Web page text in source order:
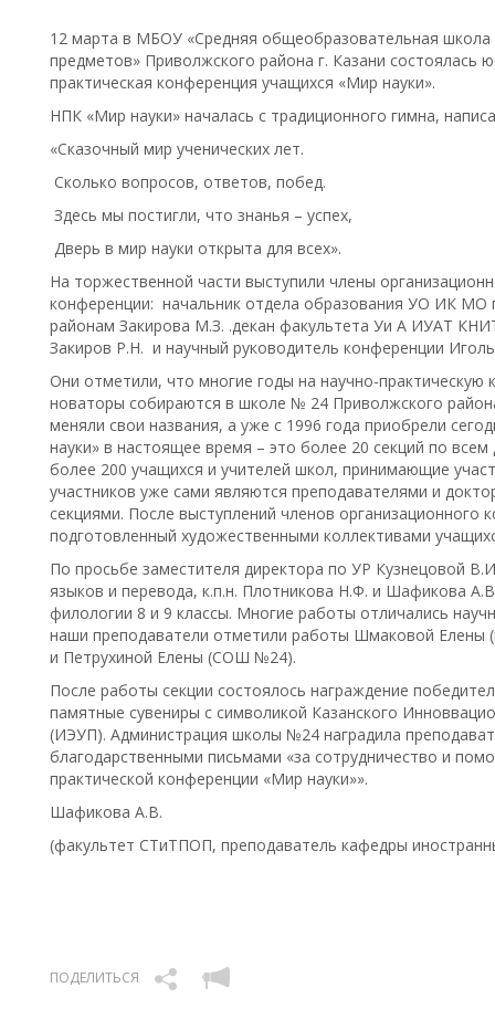
12 марта в МБОУ «Средняя общеобразовательная
предметов» Приволжского района г. Казани состоялась
практическая конференция учащихся «Мир науки».
НПК «Мир науки» началась с традиционного гимна,
«Сказочный мир ученических лет.
Сколько вопросов, ответов, побед.
Здесь мы постигли, что знанья – успех,
Дверь в мир науки открыта для всех».
На торжественной части выступили члены
конференции: начальник отдела образования УО ИК МО
районам Закирова М.З. .декан факультета Уи А ИУАТ
Закиров Р.Н. и научный руководитель конференции
Они отметили, что многие годы на научно-практическую
новаторы собираются в школе № 24 Приволжского
меняли свои названия, а уже с 1996 года приобрели
науки» в настоящее время – это более 20 секций по
более 200 учащихся и учителей школ, принимающие
участников уже сами являются преподавателями и
секциями. После выступлений членов организационного
подготовленный художественными коллективами
По просьбе заместителя директора по УР Кузнецовой
языков и перевода, к.п.н. Плотникова Н.Ф. и Шафикова
филологии 8 и 9 классы. Многие работы отличались
наши преподаватели отметили работы Шмаковой
и Петрухиной Елены (СОШ №24).
После работы секции состоялось награждение
памятные сувениры с символикой Казанского
(ИЭУП). Администрация школы №24 наградила
благодарственными письмами «за сотрудничество и
практической конференции «Мир науки»».
Шафикова А.В.
(факультет СТиТПОП, преподаватель кафедры
ПОДЕЛИТЬСЯ